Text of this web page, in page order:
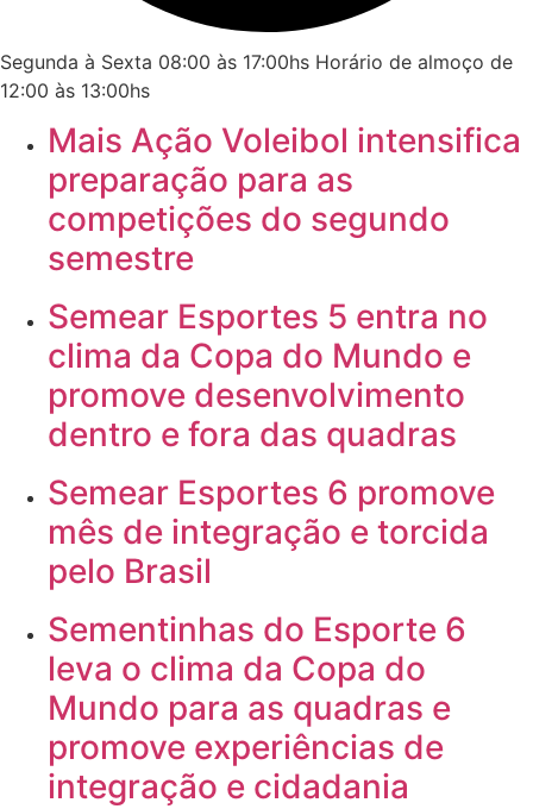
Segunda à Sexta 08:00 às 17:00hs Horário de almoço de
12:00 às 13:00hs
Mais Ação Voleibol intensifica
preparação para as
competições do segundo
semestre
Semear Esportes 5 entra no
clima da Copa do Mundo e
promove desenvolvimento
dentro e fora das quadras
Semear Esportes 6 promove
mês de integração e torcida
pelo Brasil
Sementinhas do Esporte 6
leva o clima da Copa do
Mundo para as quadras e
promove experiências de
integração e cidadania